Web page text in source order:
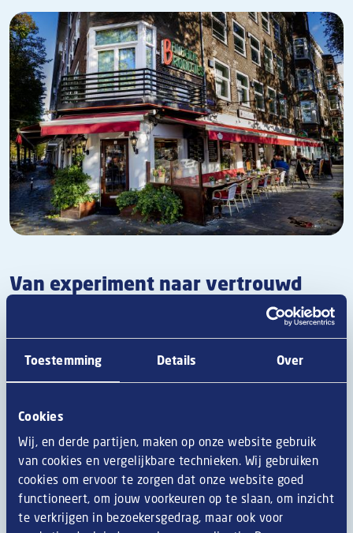
Toestemming Details Over
Cookies
Wij, en derde partijen, maken op onze website gebruik
van cookies en vergelijkbare technieken. Wij gebruiken
cookies om ervoor te zorgen dat onze website goed
functioneert, om jouw voorkeuren op te slaan, om inzicht
te verkrijgen in bezoekersgedrag, maar ook voor
Afbeelding
Van experiment naar vertrouwd
Ook de croquetten kwamen een tijdje uit eigen keuken,
vertelt Simone: “Dat was een experiment, maar we zijn toch
weer overgestapt op de vertrouwde
Van Dobben. We
hebben het hele assortiment van het merk in ons aanbod,
bitterballen en de groente- en vegetarische croquetten. Die
laatste zijn trouwens heel erg in trek. En terecht, ik zou de
Van Dobben vegetarische croquet niet van de Van Dobben
rundvlees croquet kunnen onderscheiden.”
Afbeelding